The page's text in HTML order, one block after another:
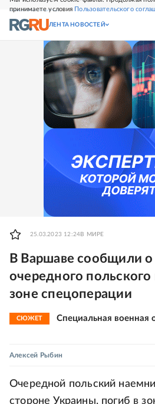
принимаете условия Пользовательского
СВЕЖИЙ НОМЕР
ЛЕНТА НОВОСТЕЙ
25.03.2023 12:24 В МИРЕ
В Варшаве сообщили о
очередного
зоне спецоперации
СЮЖЕТ Специальная военная
Алексей Рыбин
Очередной польский
стороне Украины, погиб в